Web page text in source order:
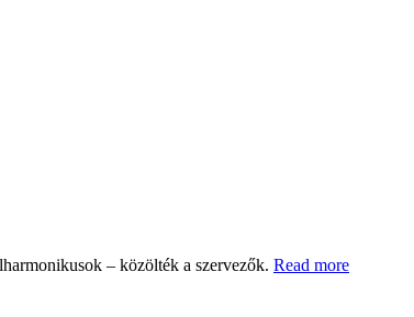
– közölték a szervezők. Read more